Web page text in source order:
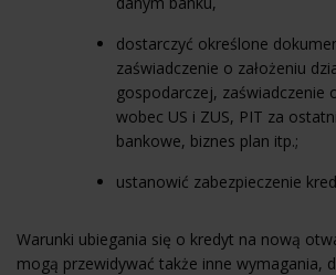
dostarczyć określone
zaświadczenie o założeniu
gospodarczej, zaświadczenie
wobec US i ZUS, PIT za
bankowe, biznes plan itp.;
ustanowić zabezpieczenie
Warunki ubiegania się o kredyt na nową
mogą przewidywać także inne wymagania,